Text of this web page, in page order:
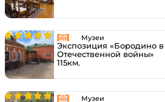
Музеи
Экспозиция «Бородино
Отечественной войны»
115км.
Музеи